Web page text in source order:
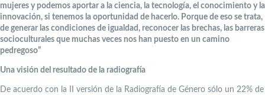
mujeres y podemos aportar a la ciencia, la tecnología, el conocimiento y la
innovación, si tenemos la oportunidad de hacerlo. Porque de eso se trata,
de generar las condiciones de igualdad, reconocer las brechas, las barreras
socioculturales que muchas veces nos han puesto en un camino
pedregoso”
Una visión del resultado de la radiografía
De acuerdo con la II versión de la Radiografía de Género sólo un 22% de